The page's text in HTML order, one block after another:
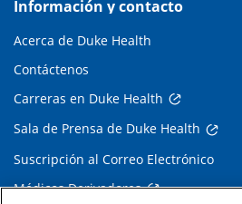
Información y contacto
Acerca de Duke Health
Contáctenos
Carreras en Duke Health
Sala de Prensa de Duke Health
Suscripción al Correo Electrónico
Médicos Derivadores